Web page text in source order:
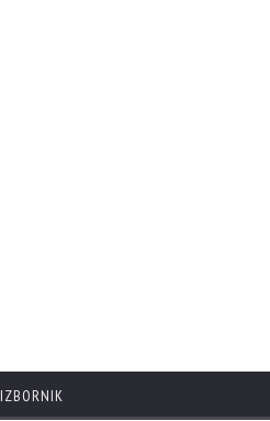
IZBORNIK